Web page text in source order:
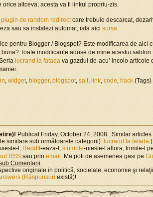
in-
altceva; acesta va fi linkul propriu-zis.
plugin de random redirectcare trebuie descarcat,
sau sa instalezi automat, iata aici sursa.
pentru Blogger / Blogspot? Este modificarea de aici
Toate modificarile aduse de mine acestui sablon
lucrand la fatada va gazdui de-acu’ incolo articole
, widget, blogger, blogspot, salt, link, code, hack (Tags)
Publicat Friday, October 24, 2008 . Similar articles
similare sub următoarele categorii): lucrand la fatada (
l, ReddIt-eaza-l, stumble-uieste-l altora, trimite-l pe
RSS sau prin email . Ma poti de asemenea gasi pe
Comentarii.
originale in politică, societate, economie şi relaţii
(Răspunsuri există)!